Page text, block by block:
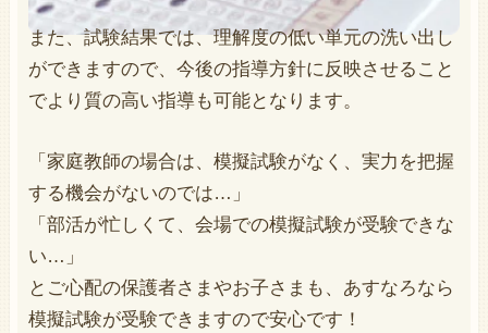
また、試験結果では、理解度の低い単元の洗い出し
ができますので、今後の指導方針に反映させること
でより質の高い指導も可能となります。
「家庭教師の場合は、模擬試験がなく、実力を把握
する機会がないのでは…」
「部活が忙しくて、会場での模擬試験が受験できな
い…」
とご心配の保護者さまやお子さまも、あすなろなら
模擬試験が受験できますので安心です！